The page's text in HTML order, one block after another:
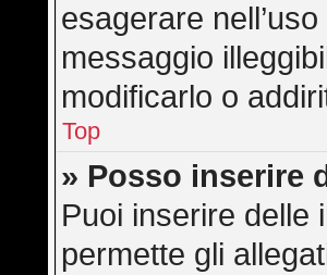
esagerare
messaggio
modificarlo o
Top
» Posso inserire
Puoi inserire delle
permette gli